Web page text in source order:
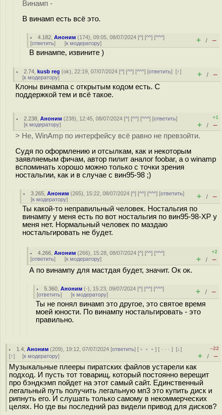
Винамп -
В винамп есть всё это.
4.182 ,Аноним (174), 09:05, 08/07/2024 [^] [^^] [^^^]
[ответить] [к модератору] + / –
В винампе, извините )
2.74 ,kusb reg (ok), 22:19, 07/07/2024 [^] [^^] [^^^] [ответить][↑]
[к модератору] + / –
Клоны винампа с открытым кодом есть. С
поддержкой тем и всё такое.
2.238 ,Аноним (238), 12:45, 08/07/2024 [^] [^^] [^^^] [ответить]
[к модератору]
+1
+ / –
> Не, WinAmp по интерфейсу всё равно не превзойти.
Судя по оформлению и отсылкам, как и некоторым
заявляемым фичам, автор пилит аналог foobar, а о winamp
вспоминать хорошо можно только с точки зрения
ностальгии, как и в случае с вин95-98 ;)
3.265 ,Аноним (265), 15:22, 08/07/2024 [^] [^^] [^^^] [ответить]
[к модератору] + / –
Ты какой-то неправильный человек. Ностальгия по
винампу у меня есть по вот ностальгия по вин95-98-XP у
меня нет. Нормальный человек по маздаю
ностальгировать не будет.
4.266 ,Аноним (266), 15:28, 08/07/2024 [^] [^^] [^^^]
[ответить] [к модератору]
+2
+ / –
А по винампу для мастдая будет, значит. Ок ок.
5.360 ,Аноним (-), 15:23, 09/07/2024 [^] [^^] [^^^]
[ответить] [к модератору] + / –
Ты не понял винамп это другое, это святое время
моей юности. По винампу ностальгировать - это
правильно.
1.4 ,Аноним (209), 19:12, 07/07/2024 [ответить] [ ﹢﹢﹢] [ · · ·][↓]
[↑] [к модератору]
–22
+ / –
Музыкальные плееры пиратских файлов устарели как
подход. И пусть тот товарищ, который постоянно верещит
про бэндкэмп пойдет на этот самый сайт. Единственный
легальный путь получить легальную мп3 это купить диск и
рипнуть его. И слушать только самому в некоммерческих
целях. Но где вы последний раз видели привод для дисков?